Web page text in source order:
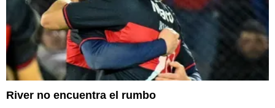
River no encuentra el rumbo